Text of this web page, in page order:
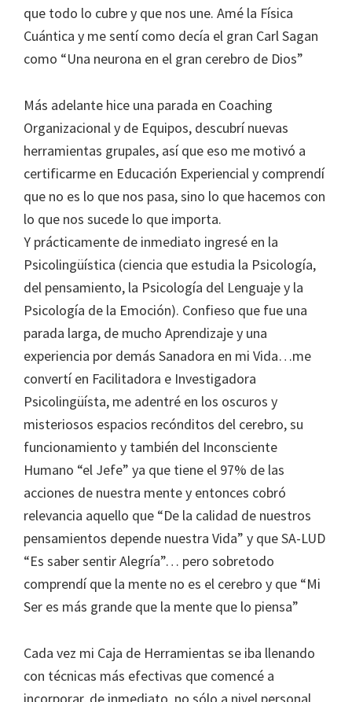
que todo lo cubre y que nos une. Amé la Física
Cuántica y me sentí como decía el gran Carl Sagan
como “Una neurona en el gran cerebro de Dios”
Más adelante hice una parada en Coaching
Organizacional y de Equipos, descubrí nuevas
herramientas grupales, así que eso me motivó a
certificarme en Educación Experiencial y comprendí
que no es lo que nos pasa, sino lo que hacemos con
lo que nos sucede lo que importa.
Y prácticamente de inmediato ingresé en la
Psicolingüística (ciencia que estudia la Psicología,
del pensamiento, la Psicología del Lenguaje y la
Psicología de la Emoción). Confieso que fue una
parada larga, de mucho Aprendizaje y una
experiencia por demás Sanadora en mi Vida…me
convertí en Facilitadora e Investigadora
Psicolingüísta, me adentré en los oscuros y
misteriosos espacios recónditos del cerebro, su
funcionamiento y también del Inconsciente
Humano “el Jefe” ya que tiene el 97% de las
acciones de nuestra mente y entonces cobró
relevancia aquello que “De la calidad de nuestros
pensamientos depende nuestra Vida” y que SA-LUD
“Es saber sentir Alegría”… pero sobretodo
comprendí que la mente no es el cerebro y que “Mi
Ser es más grande que la mente que lo piensa”
Cada vez mi Caja de Herramientas se iba llenando
con técnicas más efectivas que comencé a
incorporar, de inmediato, no sólo a nivel personal